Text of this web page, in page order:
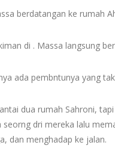
berdatangan ke rumah
di . Massa langsung
ada pembntunya yang
dua rumah Sahroni,
dri mereka lalu
dan menghadap ke jalan.